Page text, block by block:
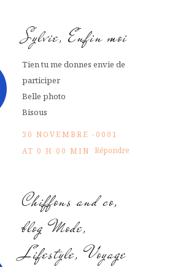
Sylvie, Enfin moi
Tien tu me donnes envie de
participer
Belle photo
Bisous
30 NOVEMBRE -0001
AT 0 H 00 MIN Répondre
Chiffons and co,
blog Mode,
Lifestyle, Voyage